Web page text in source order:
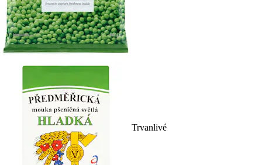
Trvanlivé